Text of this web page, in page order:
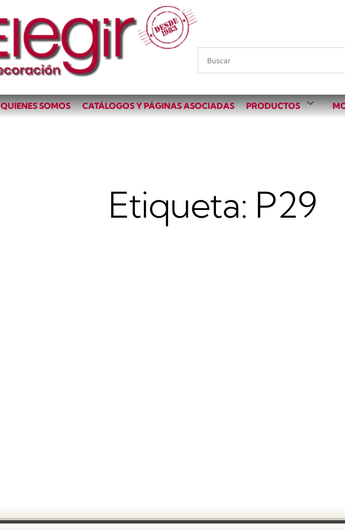
QUIENES SOMOS CATÁLOGOS Y PÁGINAS ASOCIADAS PRODUCTOS
Etiqueta: P29